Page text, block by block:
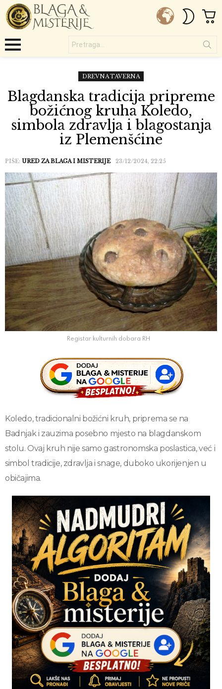
SKIN
DREVNA TAVERNA
Blagdanska tradicija pripreme
božićnog kruha Koledo,
simbola zdravlja i blagostanja
iz Plemenšćine
PIŠE: URED ZA BLAGA I MISTERIJE 23/12/2024, 22:25
Registar kulturnih dobara RH
Koledo, tradicionalni božićni kruh, priprema se na
Badnjak i zauzima posebno mjesto na blagdanskom
stolu. Ovaj kruh nije samo gastronomska poslastica, već i
simbol tradicije, zdravlja i snage, duboko ukorijenjen u
običajima.